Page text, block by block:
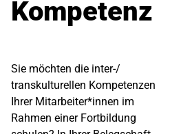
Kompetenz
Sie möchten die inter-/
transkulturellen Kompetenzen
Ihrer Mitarbeiter*innen im
Rahmen einer Fortbildung